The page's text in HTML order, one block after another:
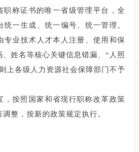
职称证书的唯一省级管理平台，全
统一生成、统一编号、统一管理。
专业技术人才本人注册、使用和保
姓名等核心关键信息错漏、“人照
上各级人力资源社会保障部门不予
，按照国家和省现行职称改革政策
整，按新的政策规定执行。